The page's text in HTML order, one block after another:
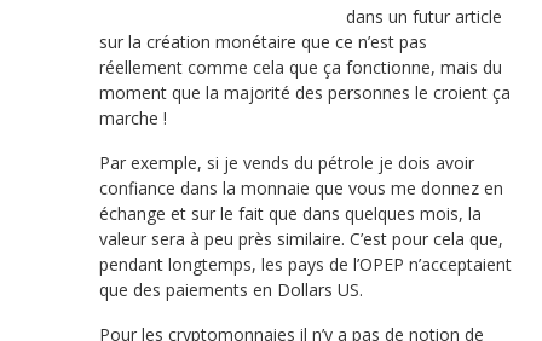
dans un futur article
sur la création monétaire que ce n’est pas
réellement comme cela que ça fonctionne, mais du
moment que la majorité des personnes le croient ça
marche !
Par exemple, si je vends du pétrole je dois avoir
confiance dans la monnaie que vous me donnez en
échange et sur le fait que dans quelques mois, la
valeur sera à peu près similaire. C’est pour cela que,
pendant longtemps, les pays de l’OPEP n’acceptaient
que des paiements en Dollars US.
Pour les cryptomonnaies il n’y a pas de notion de